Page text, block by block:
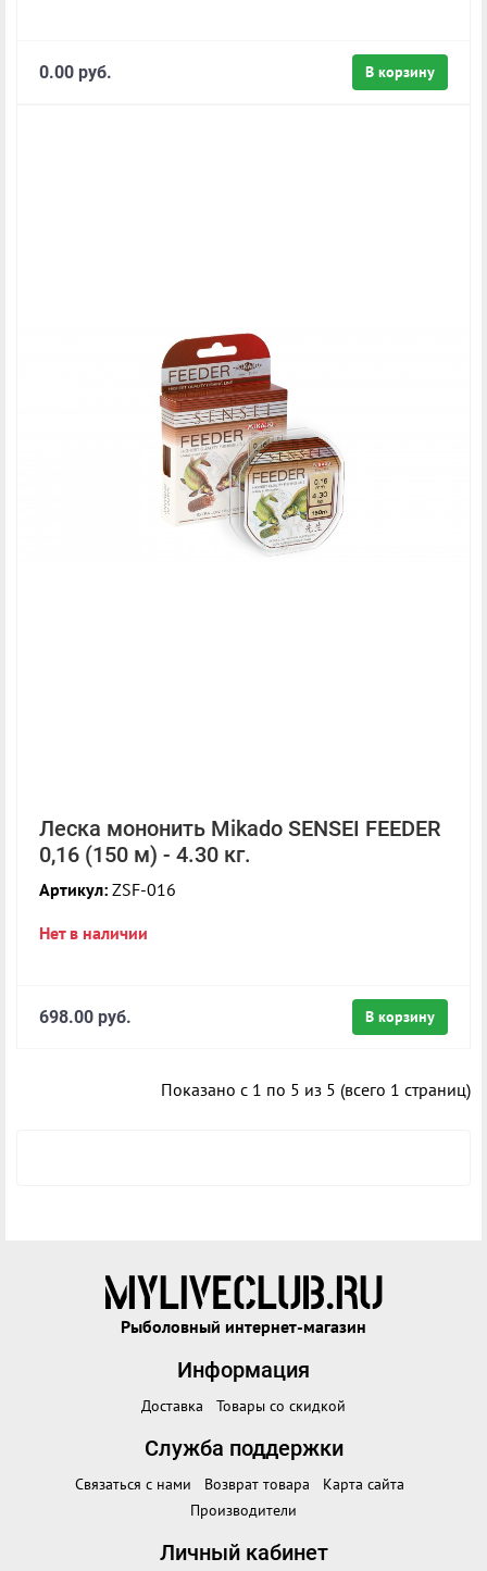
В корзину
0.00 руб.
Леска мононить Mikado SENSEI FEEDER
0,16 (150 м) - 4.30 кг.
Артикул: ZSF-016
Нет в наличии
В корзину
698.00 руб.
Показано с 1 по 5 из 5 (всего 1 страниц)
Рыболовный интернет-магазин
Информация
Доставка Товары со скидкой
Служба поддержки
Связаться с нами Возврат товара
Карта сайта
Производители
Личный кабинет